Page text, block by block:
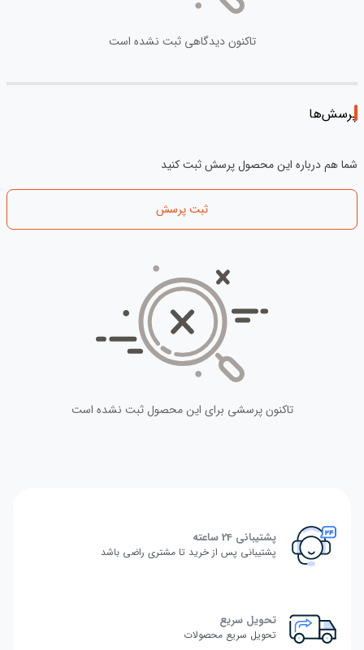
تاکنون دیدگاهی ثبت نشده است
پرسش‌ها
شما هم درباره این محصول پرسش ثبت کنید
ثبت پرسش
تاکنون پرسشی برای این محصول ثبت نشده است
پشتیبانی 24 ساعته
پشتیبانی پس از خرید تا مشتری راضی باشد
تحویل سریع
تحویل سریع محصولات